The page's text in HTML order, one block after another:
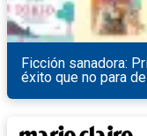
Ficción sanadora:
éxito que no para